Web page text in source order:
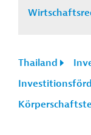
Thailand